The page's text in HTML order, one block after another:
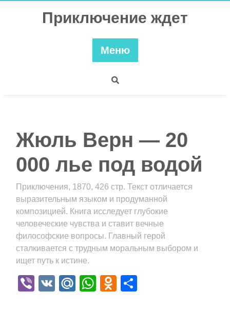
Приключение ждет
Меню
Жюль Верн — 20
000 лье под водой
Приключения, 1870, 426 стр. Текст отличается
выразительным языком и продуманной
композицией. Книга исследует глубокие
человеческие чувства и ставит вечные
философские вопросы. Главный герой
сталкивается с трудным моральным выбором и
ищет путь к истине.
Viber
VK Mail.Ru
WhatsApp
Odnoklassniki